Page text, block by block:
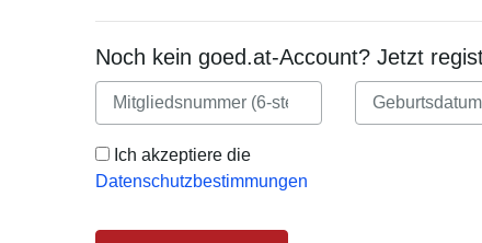
Noch kein goed.at-Account? Jetzt
Ich akzeptiere die
Datenschutzbestimmungen